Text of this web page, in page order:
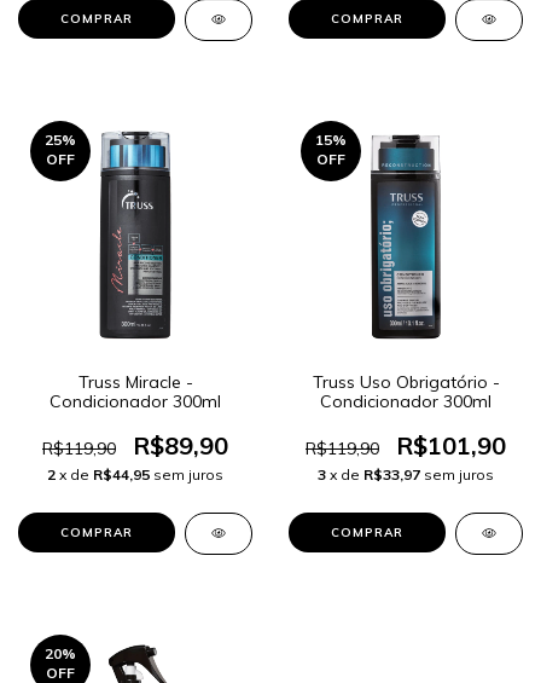
25%
OFF
Truss Miracle -
Condicionador 300ml
R$119,90 R$89,90
2 x de R$44,95 sem juros
15%
OFF
Truss Uso Obrigatório -
Condicionador 300ml
R$119,90 R$101,90
3 x de R$33,97 sem juros
20%
OFF